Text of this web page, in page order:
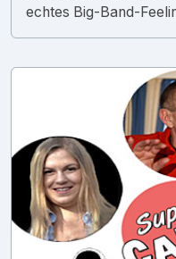
echtes Big-Band-